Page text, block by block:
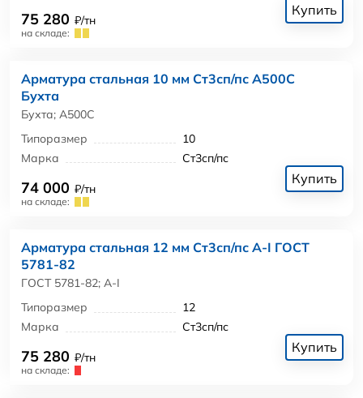
75 280 ₽/тн
на складе:
Купить
Арматура стальная 10 мм Ст3сп/пс А500С
Бухта
Бухта; А500С
Типоразмер
10
Марка
Ст3сп/пс
74 000 ₽/тн
на складе:
Купить
Арматура стальная 12 мм Ст3сп/пс А-I ГОСТ
5781-82
ГОСТ 5781-82; А-I
Типоразмер
12
Марка
Ст3сп/пс
75 280 ₽/тн
на складе:
Купить